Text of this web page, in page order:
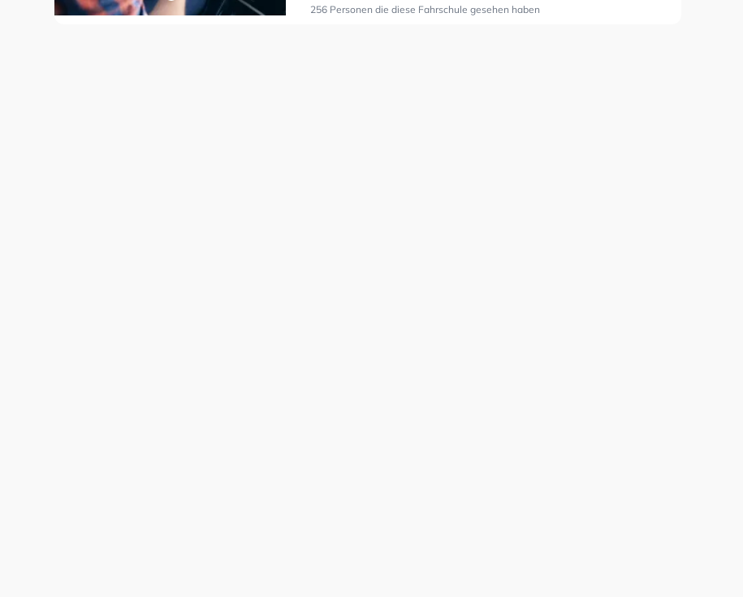
256 Personen die diese Fahrschule gesehen haben